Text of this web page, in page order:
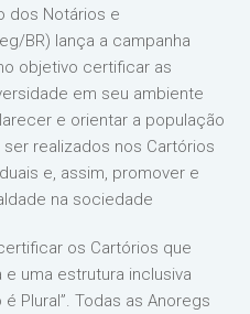
dos Notários e
BR) lança a campanha
objetivo certificar as
em seu ambiente
e orientar a população
realizados nos Cartórios
e, assim, promover e
na sociedade
os Cartórios que
uma estrutura inclusiva
Plural”. Todas as Anoregs